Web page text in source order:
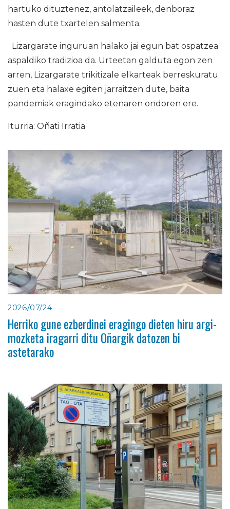
hartuko dituztenez, antolatzaileek, denboraz
hasten dute txartelen salmenta.
Lizargarate inguruan halako jai egun bat ospatzea
aspaldiko tradizioa da. Urteetan galduta egon zen
arren, Lizargarate trikitizale elkarteak berreskuratu
zuen eta halaxe egiten jarraitzen dute, baita
pandemiak eragindako etenaren ondoren ere.
Iturria: Oñati Irratia
2026/07/24
Herriko gune ezberdinei eragingo dieten hiru argi-
mozketa iragarri ditu Oñargik datozen bi
astetarako